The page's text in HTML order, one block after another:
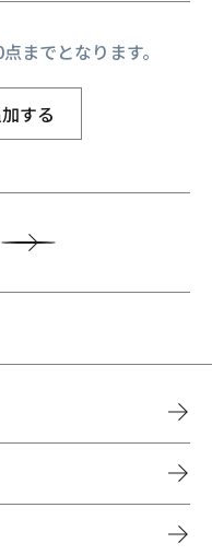
までとなります。
する